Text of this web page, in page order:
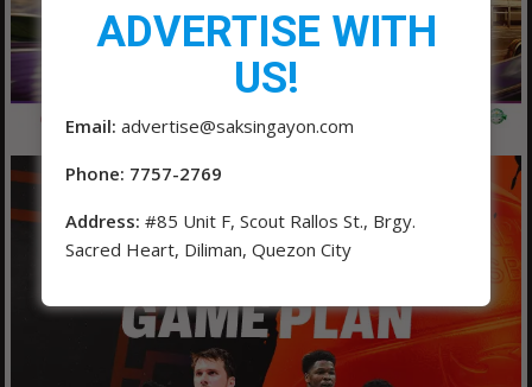
ADVERTISE WITH
US!
Email: advertise@saksingayon.com
Phone: 7757-2769
Address: #85 Unit F, Scout Rallos St., Brgy.
Sacred Heart, Diliman, Quezon City